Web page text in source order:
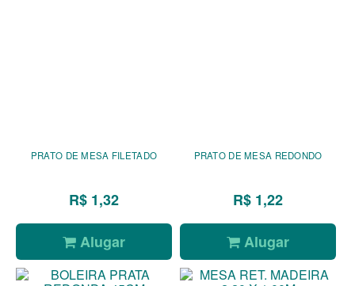
PRATO DE MESA FILETADO
R$ 1,32
Alugar
PRATO DE MESA REDONDO
R$ 1,22
Alugar